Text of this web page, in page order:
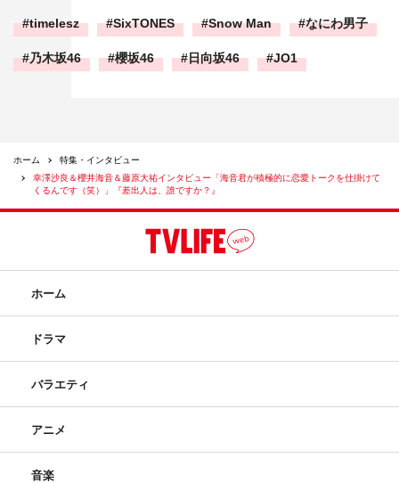
timelesz SixTONES Snow Man なにわ男子
乃木坂46 櫻坂46 日向坂46 JO1
ホーム
特集・インタビュー
幸澤沙良＆櫻井海音＆藤原大祐インタビュー「海音君が積極的に恋愛トークを仕掛けて
くるんです（笑）」『差出人は、誰ですか？』
ホーム
ドラマ
バラエティ
アニメ
音楽